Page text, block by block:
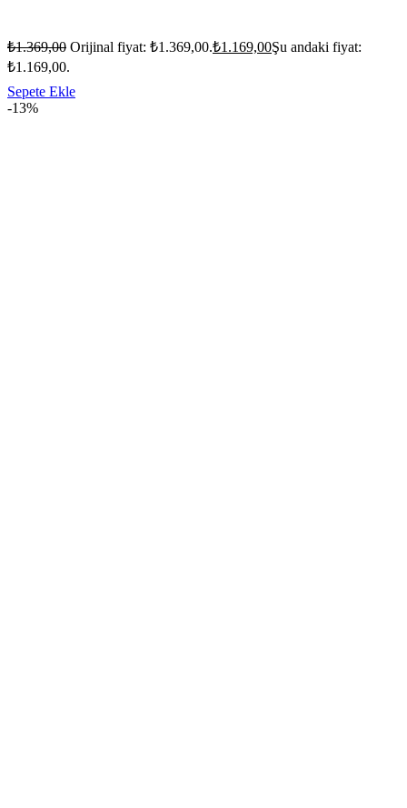
₺1.369,00 Orijinal fiyat: ₺1.369,00.₺1.169,00Şu andaki fiyat:
₺1.169,00.
Sepete Ekle
-13%